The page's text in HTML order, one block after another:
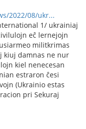
2022/08/ukr...
1/ ukrainiaj
eĉ lernejojn
militkrimas
kiuj damnas ne nur
kiel nenecesan
estraron ĉesi
(Ukrainio estas
pri Sekuraj